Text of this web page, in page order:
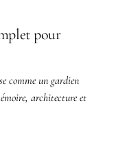
pour
comme un gardien
architecture et